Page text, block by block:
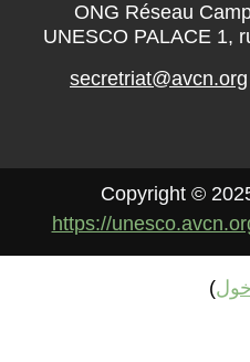
ONG Réseau
UNESCO PALACE 1,
secretriat@avcn.org
Copyright ©
https://
)